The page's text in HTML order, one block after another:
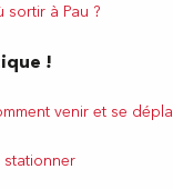
sortir à Pau ?
!
venir et se
stationner